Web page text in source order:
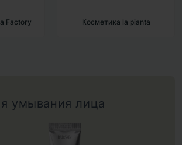
Косметика BAD SKIN
умывания лица